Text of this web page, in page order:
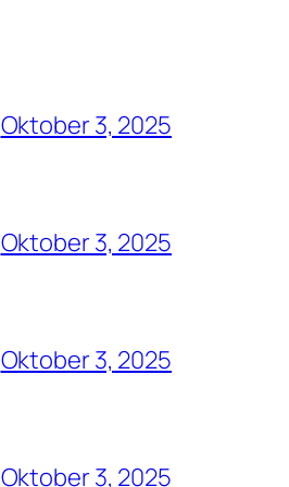
Oktober 3, 2025
Oktober 3, 2025
Oktober 3, 2025
Oktober 3, 2025